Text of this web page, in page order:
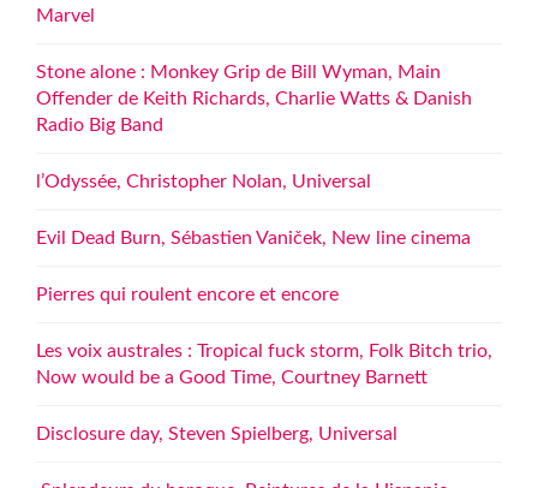
Marvel
Stone alone : Monkey Grip de Bill Wyman, Main
Offender de Keith Richards, Charlie Watts & Danish
Radio Big Band
l’Odyssée, Christopher Nolan, Universal
Evil Dead Burn, Sébastien Vaniček, New line cinema
Pierres qui roulent encore et encore
Les voix australes : Tropical fuck storm, Folk Bitch trio,
Now would be a Good Time, Courtney Barnett
Disclosure day, Steven Spielberg, Universal